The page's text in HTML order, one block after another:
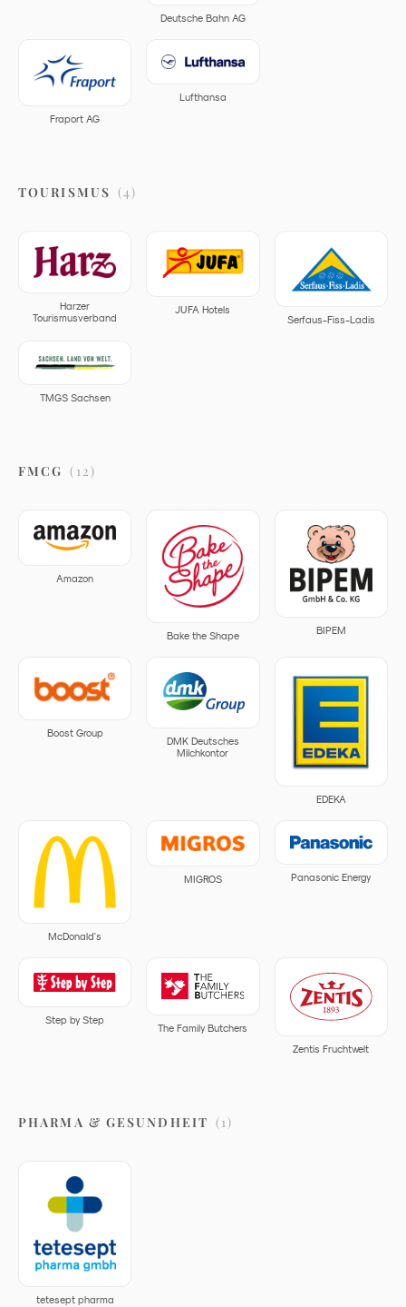
Deutsche Bahn AG
Fraport AG
Lufthansa
TOURISMUS (4)
Harzer
Tourismusverband
JUFA Hotels
Serfaus-Fiss-Ladis
TMGS Sachsen
FMCG ( 12)
Amazon
Bake the Shape
BIPEM
Boost Group
DMK Deutsches
Milchkontor
EDEKA
McDonald's
MIGROS Panasonic Energy
Step by Step
The Family Butchers
Zentis Fruchtwelt
PHARMA & GESUNDHEIT (1)
tetesept pharma